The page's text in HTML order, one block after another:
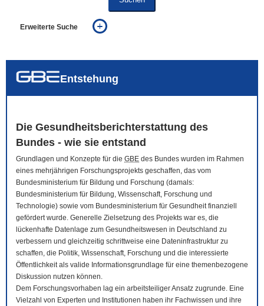
Erweiterte Suche
auch in allen Texten suchen (Volltextsuche)
Entstehung
Die Gesundheitsberichterstattung des
Bundes - wie sie entstand
Grundlagen und Konzepte für die GBE des Bundes wurden im Rahmen
eines mehrjährigen Forschungsprojekts geschaffen, das vom
Bundesministerium für Bildung und Forschung (damals:
Bundesministerium für Bildung, Wissenschaft, Forschung und
Technologie) sowie vom Bundesministerium für Gesundheit finanziell
gefördert wurde. Generelle Zielsetzung des Projekts war es, die
lückenhafte Datenlage zum Gesundheitswesen in Deutschland zu
verbessern und gleichzeitig schrittweise eine Dateninfrastruktur zu
schaffen, die Politik, Wissenschaft, Forschung und die interessierte
Öffentlichkeit als valide Informationsgrundlage für eine themenbezogene
Diskussion nutzen können.
Dem Forschungsvorhaben lag ein arbeitsteiliger Ansatz zugrunde. Eine
Vielzahl von Experten und Institutionen haben ihr Fachwissen und ihre